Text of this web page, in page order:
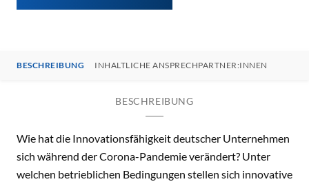
BESCHREIBUNG INHALTLICHE ANSPRECHPARTNER:INNEN
BESCHREIBUNG
Wie hat die Innovationsfähigkeit deutscher Unternehmen
sich während der Corona-Pandemie verändert? Unter
welchen betrieblichen Bedingungen stellen sich innovative